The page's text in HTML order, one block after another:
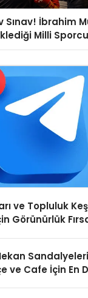
Sınav! İbrahim
Milli
ve Topluluk
Görünürlük
ve Cafe İçin En